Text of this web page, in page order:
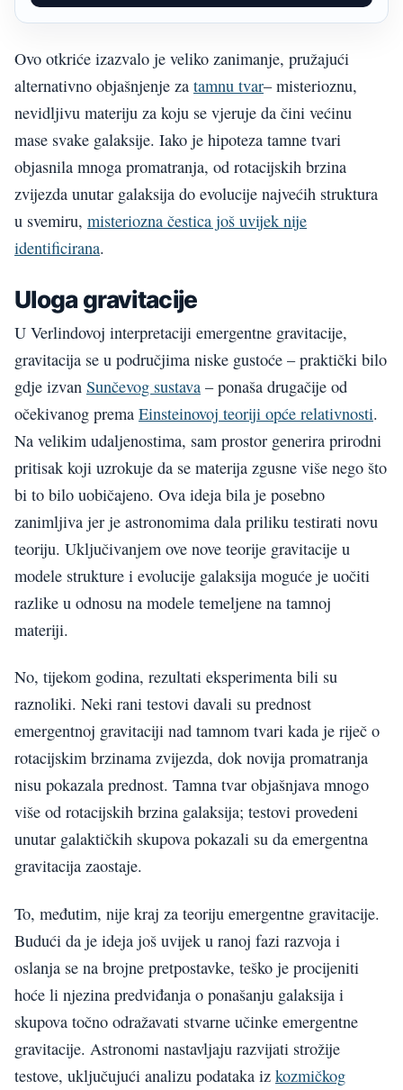
Ovo otkriće izazvalo je veliko zanimanje, pružajući
alternativno objašnjenje za tamnu tvar– misterioznu,
nevidljivu materiju za koju se vjeruje da čini većinu
mase svake galaksije. Iako je hipoteza tamne tvari
objasnila mnoga promatranja, od rotacijskih brzina
zvijezda unutar galaksija do evolucije najvećih struktura
u svemiru, misteriozna čestica još uvijek nije
identificirana.
Uloga gravitacije
U Verlindovoj interpretaciji emergentne gravitacije,
gravitacija se u područjima niske gustoće – praktički bilo
gdje izvan Sunčevog sustava – ponaša drugačije od
očekivanog prema Einsteinovoj teoriji opće relativnosti.
Na velikim udaljenostima, sam prostor generira prirodni
pritisak koji uzrokuje da se materija zgusne više nego što
bi to bilo uobičajeno. Ova ideja bila je posebno
zanimljiva jer je astronomima dala priliku testirati novu
teoriju. Uključivanjem ove nove teorije gravitacije u
modele strukture i evolucije galaksija moguće je uočiti
razlike u odnosu na modele temeljene na tamnoj
materiji.
No, tijekom godina, rezultati eksperimenta bili su
raznoliki. Neki rani testovi davali su prednost
emergentnoj gravitaciji nad tamnom tvari kada je riječ o
rotacijskim brzinama zvijezda, dok novija promatranja
nisu pokazala prednost. Tamna tvar objašnjava mnogo
više od rotacijskih brzina galaksija; testovi provedeni
unutar galaktičkih skupova pokazali su da emergentna
gravitacija zaostaje.
To, međutim, nije kraj za teoriju emergentne gravitacije.
Budući da je ideja još uvijek u ranoj fazi razvoja i
oslanja se na brojne pretpostavke, teško je procijeniti
hoće li njezina predviđanja o ponašanju galaksija i
skupova točno odražavati stvarne učinke emergentne
gravitacije. Astronomi nastavljaju razvijati strožije
testove, uključujući analizu podataka iz kozmičkog